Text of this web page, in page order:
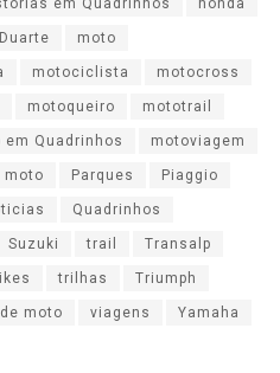
em Quadrinhos honda
moto
motociclista motocross
motoqueiro mototrail
em Quadrinhos motoviagem
moto Parques Piaggio
Quadrinhos
Suzuki trail Transalp
trilhas Triumph
moto viagens Yamaha